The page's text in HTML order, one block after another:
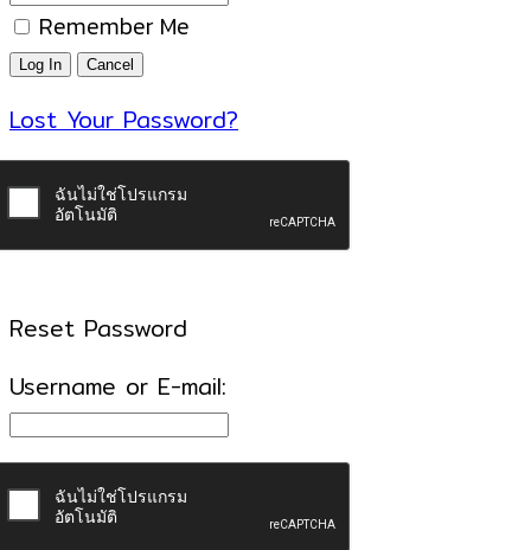
Remember Me
Lost Your Password?
Reset Password
Username or E-mail: